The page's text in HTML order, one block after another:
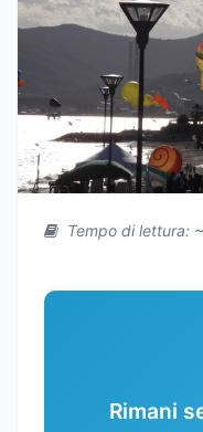
Tempo di lettura:
Rimani